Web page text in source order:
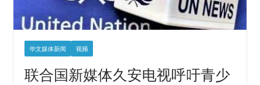
华文媒体新闻 视频
联合国新媒体久安电视呼吁青少